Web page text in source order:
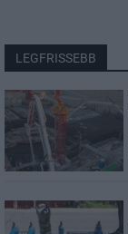
LEGFRISSEBB